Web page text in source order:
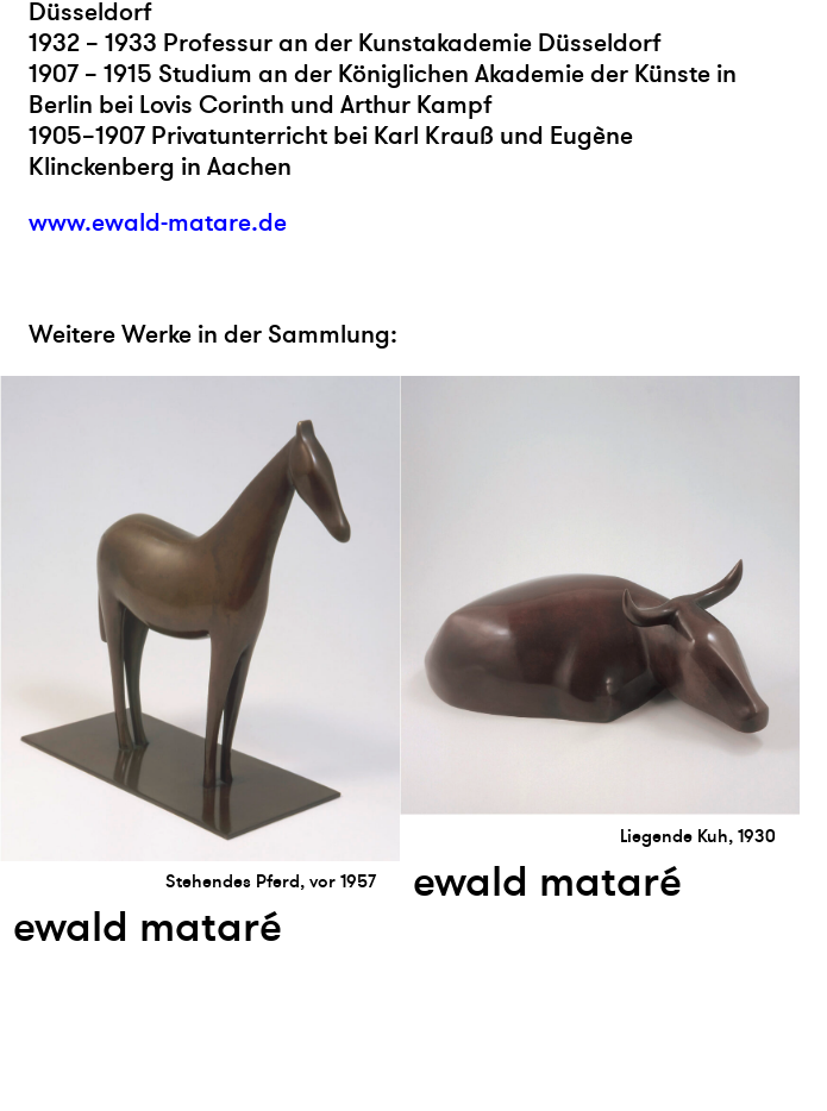
Düsseldorf
1932 – 1933 Professur an der Kunstakademie Düsseldorf
1907 – 1915 Studium an der Königlichen Akademie der Künste in
Berlin bei Lovis Corinth und Arthur Kampf
1905–1907 Privatunterricht bei Karl Krauß und Eugène
Klinckenberg in Aachen
www.ewald-matare.de
Weitere Werke in der Sammlung:
Stehendes Pferd, vor 1957
ewald mataré
Liegende Kuh, 1930
ewald mataré